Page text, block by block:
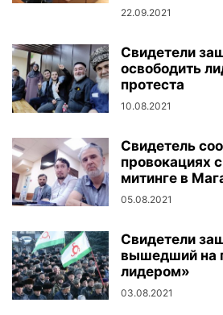
22.09.2021
Свидетели
освободить
протеста
10.08.2021
Свидетель
провокациях
митинге в
05.08.2021
Свидетели
вышедший на
лидером»
03.08.2021